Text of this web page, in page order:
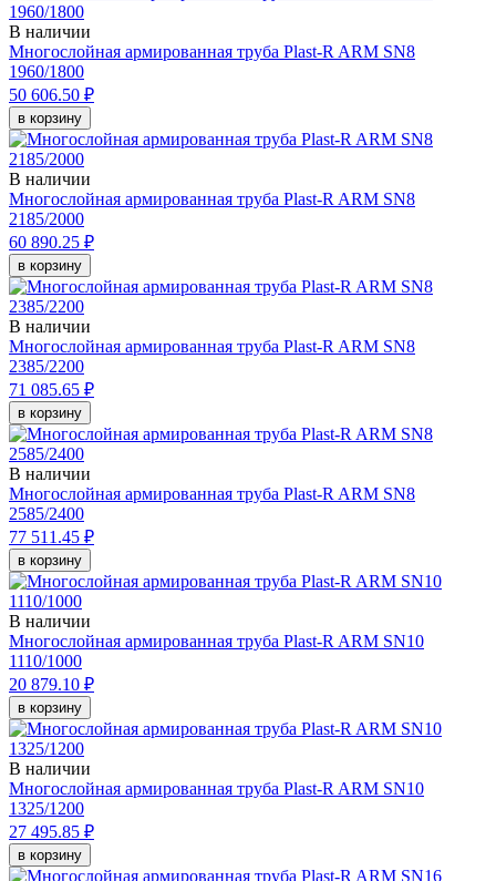
В наличии
Многослойная армированная труба Plast-R ARM SN8
1960/1800
50 606.50 ₽
в корзину
В наличии
Многослойная армированная труба Plast-R ARM SN8
2185/2000
60 890.25 ₽
в корзину
В наличии
Многослойная армированная труба Plast-R ARM SN8
2385/2200
71 085.65 ₽
в корзину
В наличии
Многослойная армированная труба Plast-R ARM SN8
2585/2400
77 511.45 ₽
в корзину
В наличии
Многослойная армированная труба Plast-R ARM SN10
1110/1000
20 879.10 ₽
в корзину
В наличии
Многослойная армированная труба Plast-R ARM SN10
1325/1200
27 495.85 ₽
в корзину